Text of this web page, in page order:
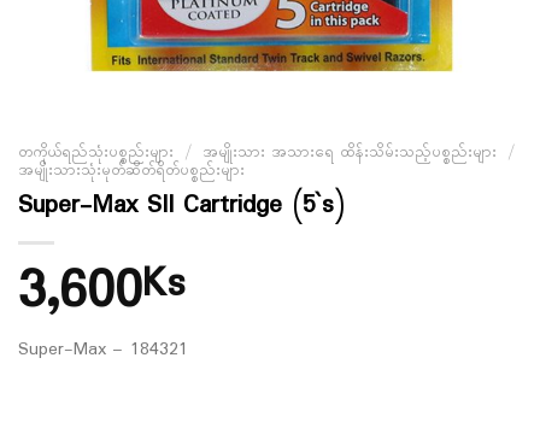
တကိုယ်ရည်သုံးပစ္စည်းများ / အမျိုးသား အသားရေ ထိန်းသိမ်းသည့်ပစ္စည်းများ /
အမျိုးသားသုံးမုတ်ဆိတ်ရိတ်ပစ္စည်းများ
Super-Max SII Cartridge (5`s)
3,600Ks
Super-Max – 184321